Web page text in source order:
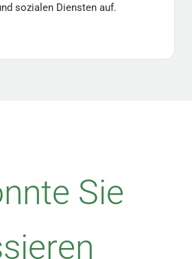
sozialen Diensten auf.
Sie